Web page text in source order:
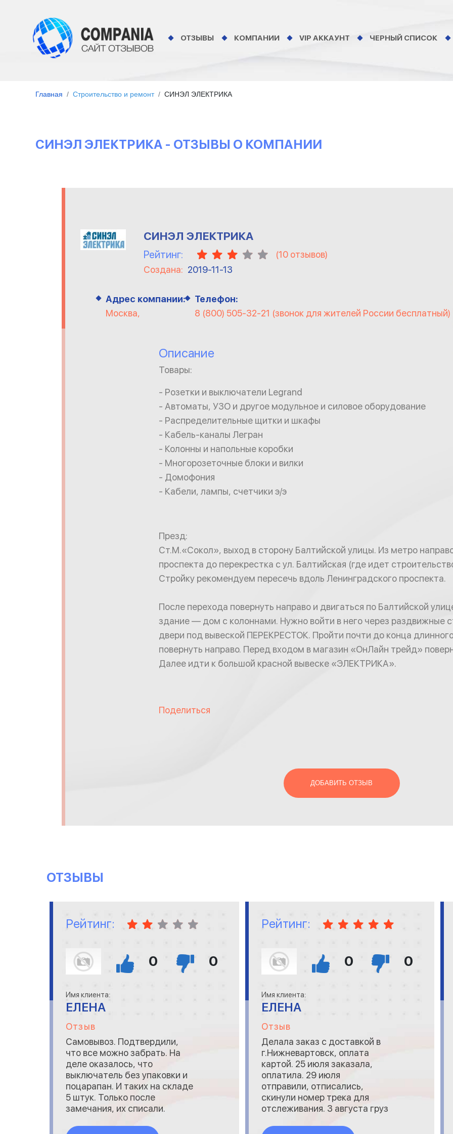
ОТЗЫВЫ КОМПАНИИ VIP АККАУНТ ЧЕРНЫЙ СПИСОК
Главная Строительство и ремонт СИНЭЛ ЭЛЕКТРИКА
СИНЭЛ ЭЛЕКТРИКА - ОТЗЫВЫ О КОМПАНИИ
СИНЭЛ ЭЛЕКТРИКА
Рейтинг: (10 отзывов)
Создана: 2019-11-13
Адрес компании:
Москва,
Телефон:
8 (800) 505-32-21 (звонок для жителей России бесплатный)
Описание
Товары:
- Розетки и выключатели Legrand
- Автоматы, УЗО и другое модульное и силовое оборудование
- Распределительные щитки и шкафы
- Кабель-каналы Легран
- Колонны и напольные коробки
- Многорозеточные блоки и вилки
- Домофония
- Кабели, лампы, счетчики э/э
Презд:
Ст.М.«Сокол», выход в сторону Балтийской улицы. Из метро
проспекта до перекрестка с ул. Балтийская (где идет
Стройку рекомендуем пересечь вдоль Ленинградского проспекта.
После перехода повернуть направо и двигаться по Балтийской
здание — дом с колоннами. Нужно войти в него через раздвижные
двери под вывеской ПЕРЕКРЕСТОК. Пройти почти до конца
повернуть направо. Перед входом в магазин «ОнЛайн трейд»
Далее идти к большой красной вывеске «ЭЛЕКТРИКА».
Поделиться
ДОБАВИТЬ ОТЗЫВ
ОТЗЫВЫ
Рейтинг:
0 0
Имя клиента:
ЕЛЕНА
Отзыв
Самовывоз. Подтвердили,
что все можно забрать. На
деле оказалось, что
выключатель без упаковки и
поцарапан. И таких на складе
5 штук. Только после
замечания, их списали.
раз выключатель был, рамку
Рейтинг:
0 0
Имя клиента:
ЕЛЕНА
Отзыв
Делала заказ с доставкой в
г.Нижневартовск, оплата
картой. 25 июля заказала,
оплатила. 29 июля
отправили, отписались,
скинули номер трека для
отслеживания. 3 августа груз
Линии отзвонились,